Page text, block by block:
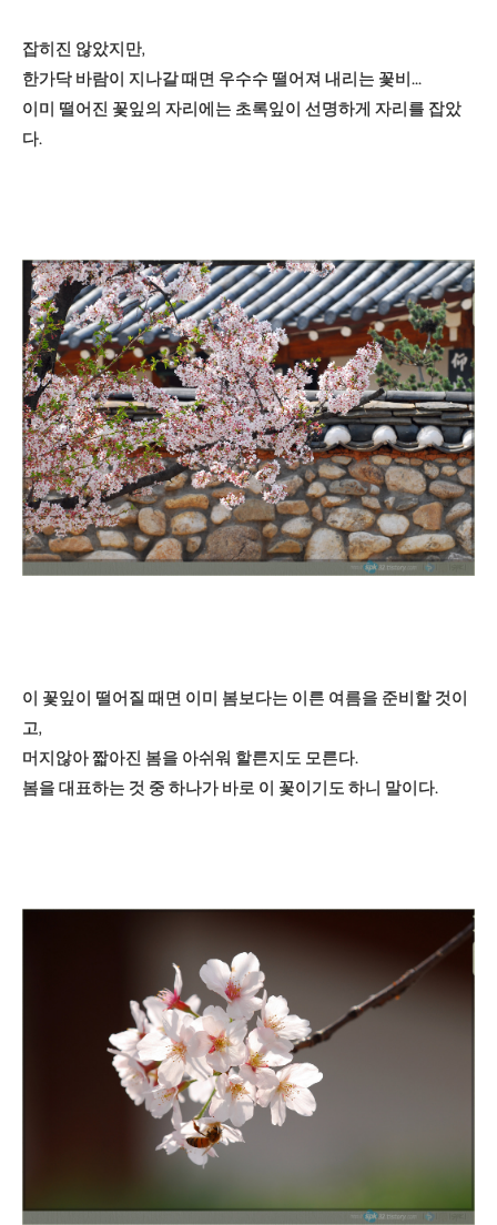
잡히진 않았지만,
한가닥 바람이 지나갈 때면 우수수 떨어져 내리는 꽃비...
이미 떨어진 꽃잎의 자리에는 초록잎이 선명하게 자리를 잡았
다.
이 꽃잎이 떨어질 때면 이미 봄보다는 이른 여름을 준비할 것이
고,
머지않아 짧아진 봄을 아쉬워 할른지도 모른다.
봄을 대표하는 것 중 하나가 바로 이 꽃이기도 하니 말이다.